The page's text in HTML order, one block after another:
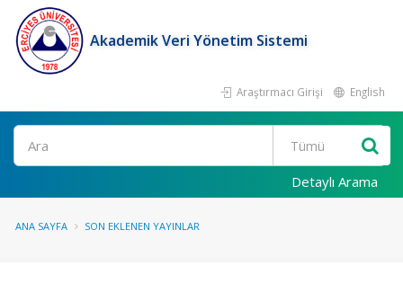
Akademik Veri Yönetim Sistemi
Araştırmacı Girişi English
Ara
Detaylı Arama
ANA SAYFA SON EKLENEN YAYINLAR